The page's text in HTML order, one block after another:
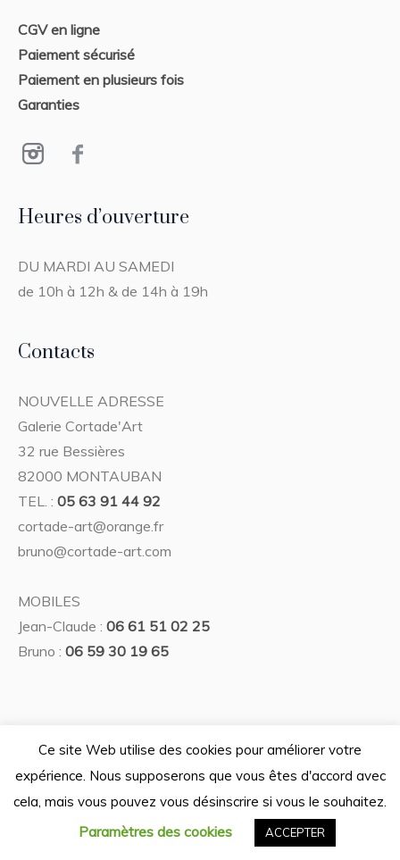
CGV en ligne
Paiement sécurisé
Paiement en plusieurs fois
Garanties
Heures d’ouverture
DU MARDI AU SAMEDI
de 10h à 12h & de 14h à 19h
Contacts
NOUVELLE ADRESSE
Galerie Cortade'Art
32 rue Bessières
82000 MONTAUBAN
TEL. :05 63 91 44 92
cortade-art@orange.fr
bruno@cortade-art.com
MOBILES
Jean-Claude :06 61 51 02 25
Bruno :06 59 30 19 65
Politique de confidentialité/ © 2026 Galerie Cortade'Art —
Tous droits réservés — Design graphique La lune est à vous -
Développement Ternog Design
Ce site Web utilise des cookies pour améliorer votre
expérience. Nous supposerons que vous êtes d'accord avec
cela, mais vous pouvez vous désinscrire si vous le souhaitez.
Paramètres des cookies ACCEPTER